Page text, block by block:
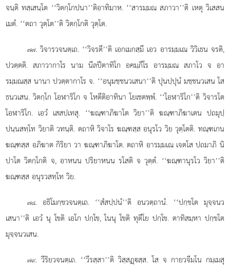
จนฺติ ทสฺเสนฺโต ‘‘วิตกฺโกปนา’’ติอาทิมาห. ‘‘สารมฺมณ สภาวา’’ติ เหตุ วิเสสน
เมตํ. ‘‘ตถา วุตฺโต’’ติ วิตกฺโกติ วุตฺโต.
๗๗. วิจารวจนตฺเถ. ‘‘วิจรตี’’ติ เอกเมกสฺมึ เอว อารมฺมเณ วิวิเธน จรติ,
ปวตฺตติ. สภาวากาโร นาม นีลปีตาทิโก อคมฺภีโร อารมฺมณ สภาโว จ อา
รมฺมณสฺส นานา ปวตฺตากาโร จ. ‘‘อนุมชฺชนวเสนา’’ติ ปุนปฺปุนํ มชฺชนวเสน โส
ธนวเสน. วิตกฺโก โอฬาริโก จ โหตีติอาทินา โยเชตพฺพํ. ‘‘โอฬาริโก’’ติ วิจารโต
โอฬาริโก. เอวํ เสสปเทสุ. ‘‘ฆณฺฑาภิฆาโต วิยา’’ติ ฆณฺฑาภิฆาเตน ปถมุปฺ
ปนฺนสทฺโท วิยาติ วทนฺติ. ตถาหิ วิจาโร ฆณฺฑสฺส อนุรโว วิย วุตฺโตติ. ทณฺฑเกน
ฆณฺฑสฺส อภิฆาต กิริยา วา ฆณฺฑาภิฆาโต. ตถาหิ อารมฺมเณ เจตโส ปถมาภิ นิ
ปาโต วิตกฺโกติ จ, อาหนน ปริยาหนน รโสติ จ วุตฺตํ. ‘‘ฆณฺฑานุรโว วิยา’’ติ
ฆณฺฑสฺส อนุรวสทฺโท วิย.
๗๘. อธิโมกฺขวจนตฺเถ. ‘‘สํสปฺปนํ’’ติ อนวตฺถานํ. ‘‘ปกฺขโต มุจฺจนว
เสนา’’ติ เอวํ นุ โขติ เอโก ปกฺโข, โนนุ โขติ ทุตีโย ปกฺโข. ตาทิสมฺหา ปกฺขโต
มุจฺจนวเสน.
๗๙. วีริยวจนตฺเถ. ‘‘วีรสฺสา’’ติ วิสฺสฏฺสฺส. โส จ กายวจีมโน กมฺเมสุ